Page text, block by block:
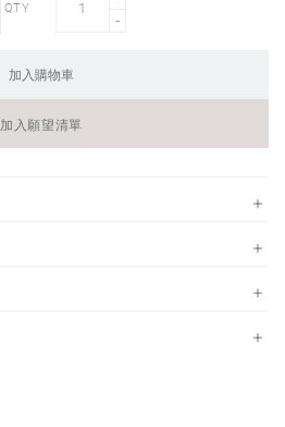
QTY
加入購物車
加入願望清單